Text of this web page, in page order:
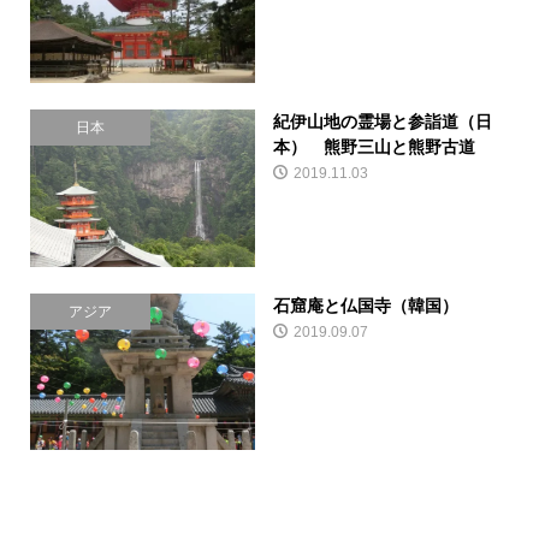
日本
紀伊山地の霊場と参詣道（日
本） 熊野三山と熊野古道
2019.11.03
アジア 石窟庵と仏国寺（韓国）
2019.09.07